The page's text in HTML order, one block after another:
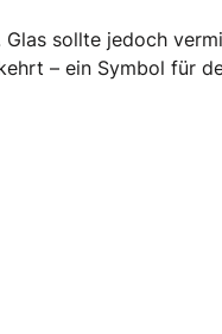
sollte jedoch
– ein Symbol für